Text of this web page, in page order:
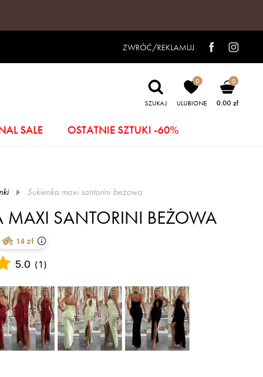
ZWRÓĆ/REKLAMUJ
SZUKAJ
0
ULUBIONE
0
0.00 zł
SALE OSTATNIE SZTUKI -60%
sukienka maxi santorini beżowa
MAXI SANTORINI BEŻOWA
14 zł
5.0 (1 )